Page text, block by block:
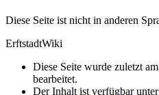
Diese Seite ist nicht in anderen
ErftstadtWiki
Diese Seite wurde zuletzt
bearbeitet.
Der Inhalt ist verfügbar